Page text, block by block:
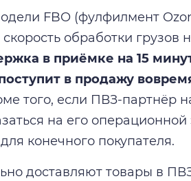
FBO (фулфилмент
обработки грузов
в приёмке на 15
в продажу
того, если ПВЗ-партнёр
на его
конечного покупателя.
доставляют товары в